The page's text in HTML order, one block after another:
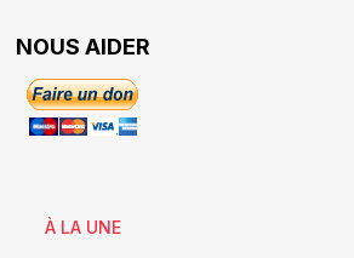
NOUS AIDER
À LA UNE